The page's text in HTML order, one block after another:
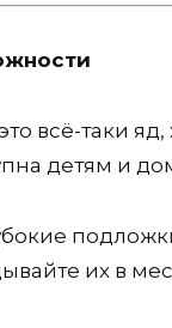
всё-таки
детям и
их в